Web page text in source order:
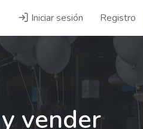
Iniciar sesión Registro
vender